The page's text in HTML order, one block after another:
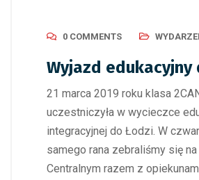
0 COMMENTS
Wyjazd edukacyjny
21 marca 2019 roku klasa
uczestniczyła w wycieczce
integracyjnej do Łodzi. W
samego rana zebraliśmy się
Centralnym razem z